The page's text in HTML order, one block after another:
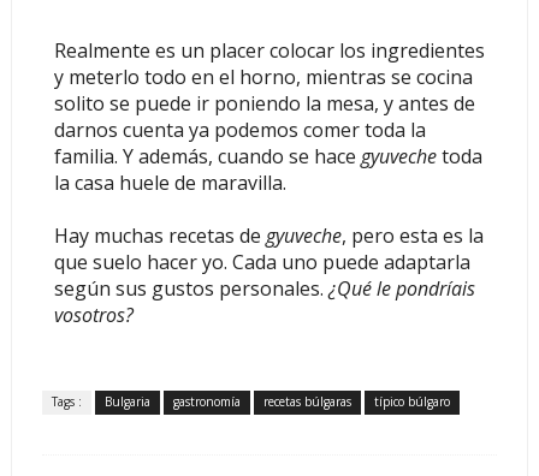
Realmente es un placer colocar los ingredientes
y meterlo todo en el horno, mientras se cocina
solito se puede ir poniendo la mesa, y antes de
darnos cuenta ya podemos comer toda la
familia. Y además, cuando se hace gyuvechetoda
la casa huele de maravilla.
Hay muchas recetas de gyuveche, pero esta es la
que suelo hacer yo. Cada uno puede adaptarla
según sus gustos personales.¿Qué le pondríais
vosotros?
Tags : Bulgaria gastronomía recetas búlgaras típico búlgaro